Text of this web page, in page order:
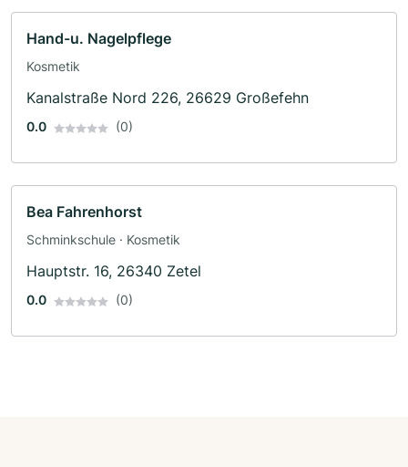
Hand-u. Nagelpflege
Kosmetik
Kanalstraße Nord 226, 26629 Großefehn
0.0 (0)
Bea Fahrenhorst
Schminkschule · Kosmetik
Hauptstr. 16, 26340 Zetel
0.0 (0)